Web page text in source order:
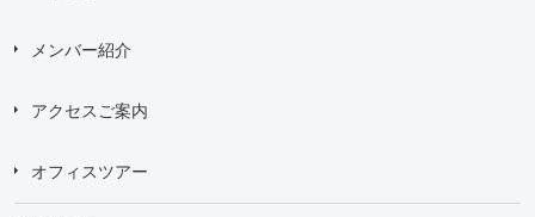
メンバー紹介
アクセスご案内
オフィスツアー